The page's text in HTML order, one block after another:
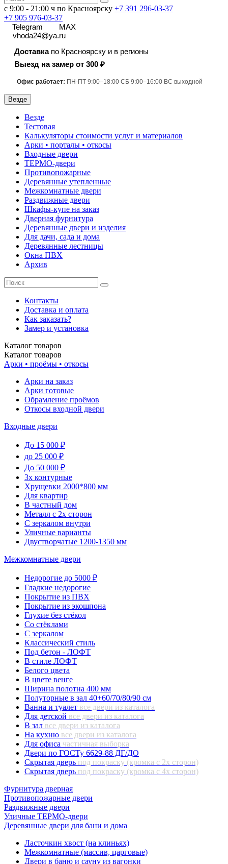
с 9:00 - 21:00 ч по Красноярску +7 391 296-03-37
+7 905 976-03-37
Telegram
MAX
vhoda24@ya.ru
Доставкапо Красноярску и в регионы
Выезд на замер от 300 ₽
Офис работает: ПН-ПТ 9:00–18:00 СБ 9:00–16:00 ВС выходной
Везде
Везде
Тестовая
Калькуляторы стоимости услуг и материалов
Арки • порталы • откосы
Входные двери
ТЕРМО-двери
Противопожарные
Деревянные утепленные
Межкомнатные двери
Раздвижные двери
Шкафы-купе на заказ
Дверная фурнитура
Деревянные двери и изделия
Для дачи, сада и дома
Деревянные лестницы
Окна ПВХ
Архив
Контакты
Доставка и оплата
Как заказать?
Замер и установка
Каталог товаров
Каталог товаров
Арки • проёмы • откосы
Арки на заказ
Арки готовые
Обрамление проёмов
Откосы входной двери
Входные двери
До 15 000 ₽
до 25 000 ₽
До 50 000 ₽
3х контурные
Хрущевки 2000*800 мм
Для квартир
В частный дом
Металл с 2х сторон
С зеркалом внутри
Уличные варианты
Двустворчатые 1200-1350 мм
Межкомнатные двери
Недорогие до 5000 ₽
Гладкие недорогие
Покрытие из ПВХ
Покрытие из экошпона
Глухие без стёкол
Со стёклами
С зеркалом
Классический стиль
Под бетон - ЛОФТ
В стиле ЛОФТ
Белого цвета
В цвете венге
Ширина полотна 400 мм
Полуторные в зал 40+60/70/80/90 см
Ванна и туалет все двери из каталога
Для детской все двери из каталога
В зал все двери из каталога
На кухню все двери из каталога
Для офиса частичная выборка
Двери по ГОСТу 6629-88 ДГ/ДО
Скрытая дверь под покраску (кромка с 2х сторон)
Скрытая дверь под покраску (кромка с 4х сторон)
Фурнитура дверная
Противопожарные двери
Раздвижные двери
Уличные ТЕРМО-двери
Деревянные двери для бани и дома
Ласточкин хвост (на клиньях)
Межкомнатные (массив, царговые)
Двери в баню и сауну из вагонки